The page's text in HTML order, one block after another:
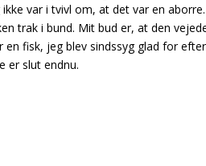
var i tvivl om, at det var en
trak i bund. Mit bud er, at den
fisk, jeg blev sindssyg glad for
er slut endnu.